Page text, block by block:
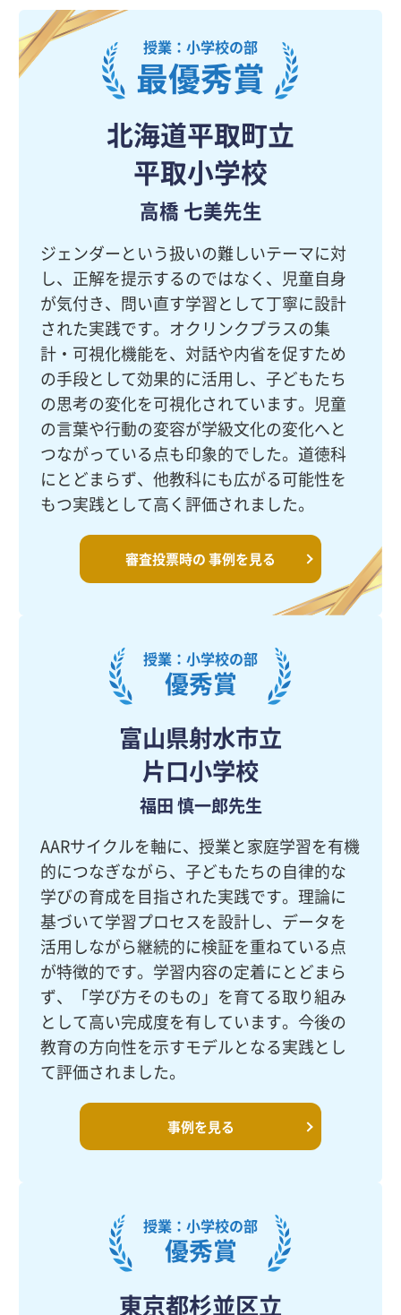
授業：小学校の部
最優秀賞
北海道平取町立
平取小学校
高橋 七美先生
ジェンダーという扱いの難しいテーマに対
し、正解を提示するのではなく、児童自身
が気付き、問い直す学習として丁寧に設計
された実践です。オクリンクプラスの集
計・可視化機能を、対話や内省を促すため
の手段として効果的に活用し、子どもたち
の思考の変化を可視化されています。児童
の言葉や行動の変容が学級文化の変化へと
つながっている点も印象的でした。道徳科
にとどまらず、他教科にも広がる可能性を
もつ実践として高く評価されました。
審査投票時の事例を見る
授業：小学校の部
優秀賞
富山県射水市立
片口小学校
福田 慎一郎先生
AARサイクルを軸に、授業と家庭学習を有機
的につなぎながら、子どもたちの自律的な
学びの育成を目指された実践です。理論に
基づいて学習プロセスを設計し、データを
活用しながら継続的に検証を重ねている点
が特徴的です。学習内容の定着にとどまら
ず、「学び方そのもの」を育てる取り組み
として高い完成度を有しています。今後の
教育の方向性を示すモデルとなる実践とし
て評価されました。
事例を見る
授業：小学校の部
優秀賞
東京都杉並区立